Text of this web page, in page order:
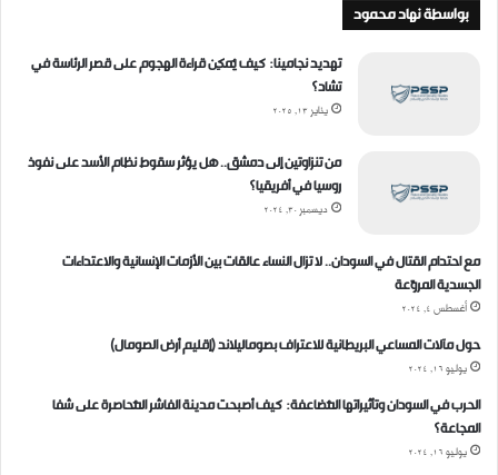
بواسطة نهاد محمود
تهديد نجامينا: كيف يُمكِن قراءة الهجوم على قصر الرئاسة في
تشاد؟
يناير 13, 2025
من تنزاوتين إلى دمشق.. هل يؤثر سقوط نظام الأسد على نفوذ
روسيا في أفريقيا؟
ديسمبر 30, 2024
مع احتدام القتال في السودان.. لا تزال النساء عالقات بين الأزمات الإنسانية والاعتداءات
الجسدية المروّعة
أغسطس 4, 2024
حول مآلات المساعي البريطانية للاعتراف بصوماليلاند (إقليم أرض الصومال)
يوليو 16, 2024
الحرب في السودان وتأثيراتها المُضاعفة: كيف أصبحت مدينة الفاشر المُحاصرة على شفا
المجاعة؟
يوليو 16, 2024